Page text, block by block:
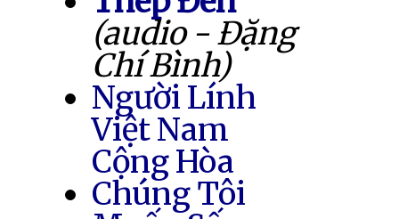
(audio - Đặng
Chí Bình)
Người Lính
Việt Nam
Cộng Hòa
Chúng Tôi